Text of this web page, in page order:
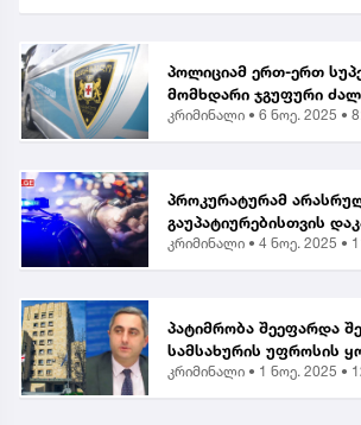
პოლიციამ ერთ-ერთ
მომხდარი ჯგუფური
ორგანიზებისა და მასში
კრიმინალი • 6 ნოე. 2025 •
პროკურატურამ
გაუპატიურებისთვის
მამაკაცს ბრალი
კრიმინალი • 4 ნოე. 2025 •
პატიმრობა შეეფარდა
სამსახურის უფროსის
მოადგილეს - ვლადიმერ
კრიმინალი • 1 ნოე. 2025 •